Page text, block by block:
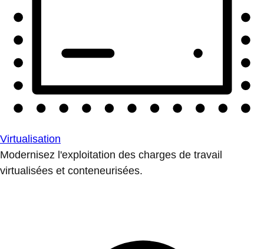
Virtualisation
Modernisez l'exploitation des charges de travail
virtualisées et conteneurisées.